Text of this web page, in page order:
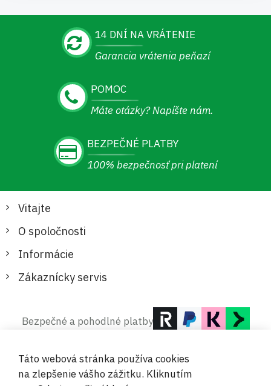
14 DNÍ NA VRÁTENIE
Garancia vrátenia peňazí
POMOC
Máte otázky? Napíšte nám.
BEZPEČNÉ PLATBY
100% bezpečnosť pri platení
Vitajte
O spoločnosti
Informácie
Zákaznícky servis
Bezpečné a pohodlné platby
Táto webová stránka používa cookies
na zlepšenie vášho zážitku. Kliknutím